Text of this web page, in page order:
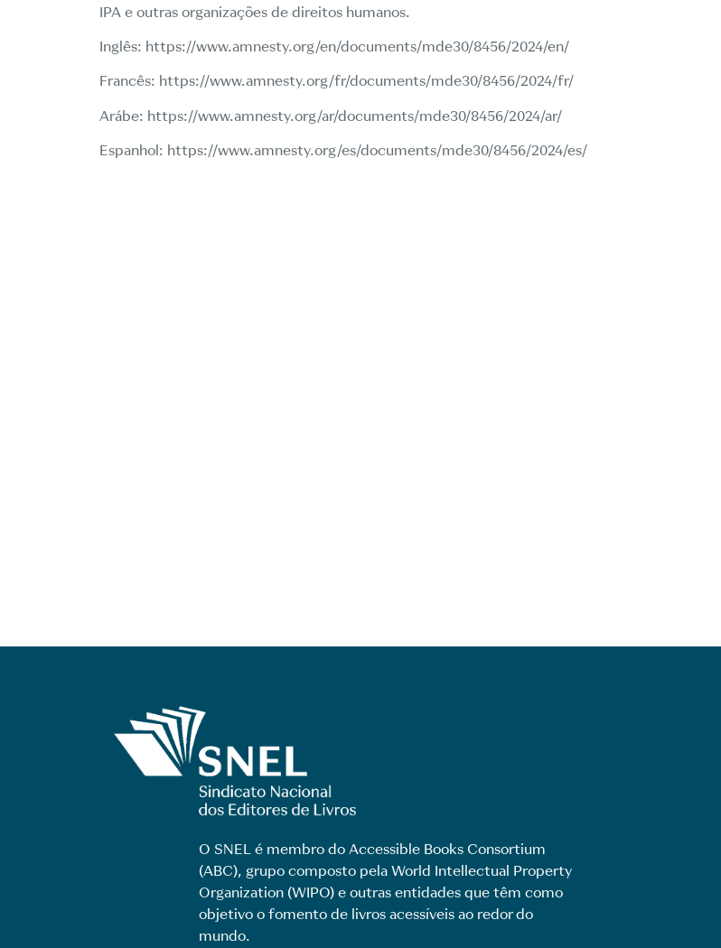
IPA e outras organizações de direitos humanos.
Inglês: https://www.amnesty.org/en/documents/mde30/8456/2024/en/
Francês: https://www.amnesty.org/fr/documents/mde30/8456/2024/fr/
Arábe: https://www.amnesty.org/ar/documents/mde30/8456/2024/ar/
Espanhol: https://www.amnesty.org/es/documents/mde30/8456/2024/es/
O SNEL é membro do Accessible Books Consortium
(ABC), grupo composto pela World Intellectual Property
Organization (WIPO) e outras entidades que têm como
objetivo o fomento de livros acessíveis ao redor do
mundo.